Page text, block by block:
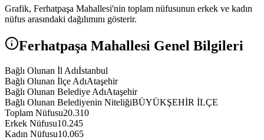
Grafik, Ferhatpaşa Mahallesi'nin toplam nüfusunun erkek ve kadın
nüfus arasındaki dağılımını gösterir.
Ferhatpaşa Mahallesi Genel Bilgileri
Bağlı Olunan İl Adıİstanbul
Bağlı Olunan İlçe AdıAtaşehir
Bağlı Olunan Belediye AdıAtaşehir
Bağlı Olunan Belediyenin NiteliğiBÜYÜKŞEHİR İLÇE
Toplam Nüfusu20.310
Erkek Nüfusu10.245
Kadın Nüfusu10.065